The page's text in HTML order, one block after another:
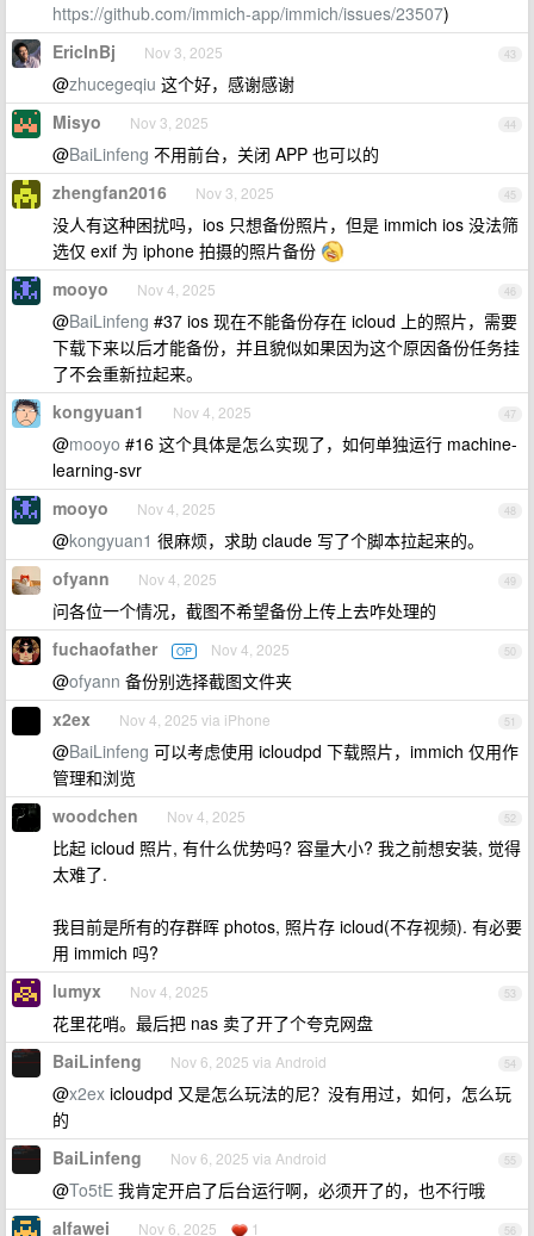
https://github.com/immich-app/immich/issues/23507)
43
EricInBj Nov 3, 2025
@zhucegeqiu 这个好，感谢感谢
44
Misyo Nov 3, 2025
@BaiLinfeng 不用前台，关闭 APP 也可以的
45
zhengfan2016 Nov 3, 2025
没人有这种困扰吗，ios 只想备份照片，但是 immich ios 没法筛
选仅 exif 为 iphone 拍摄的照片备份
46
mooyo Nov 4, 2025
@BaiLinfeng #37 ios 现在不能备份存在 icloud 上的照片，需要
下载下来以后才能备份，并且貌似如果因为这个原因备份任务挂
了不会重新拉起来。
47
kongyuan1 Nov 4, 2025
@mooyo #16 这个具体是怎么实现了，如何单独运行 machine-
learning-svr
48
mooyo Nov 4, 2025
@kongyuan1 很麻烦，求助 claude 写了个脚本拉起来的。
49
ofyann Nov 4, 2025
问各位一个情况，截图不希望备份上传上去咋处理的
50
fuchaofather OP Nov 4, 2025
@ofyann 备份别选择截图文件夹
51
x2ex Nov 4, 2025 via iPhone
@BaiLinfeng 可以考虑使用 icloudpd 下载照片，immich 仅用作
管理和浏览
52
woodchen Nov 4, 2025
比起 icloud 照片, 有什么优势吗? 容量大小? 我之前想安装, 觉得
太难了.
我目前是所有的存群晖 photos, 照片存 icloud(不存视频). 有必要
用 immich 吗?
53
lumyx Nov 4, 2025
花里花哨。最后把 nas 卖了开了个夸克网盘
54
BaiLinfeng Nov 6, 2025 via Android
@x2ex icloudpd 又是怎么玩法的尼？没有用过，如何，怎么玩
的
55
BaiLinfeng Nov 6, 2025 via Android
@To5tE 我肯定开启了后台运行啊，必须开了的，也不行哦
56
alfawei Nov 6, 2025 1